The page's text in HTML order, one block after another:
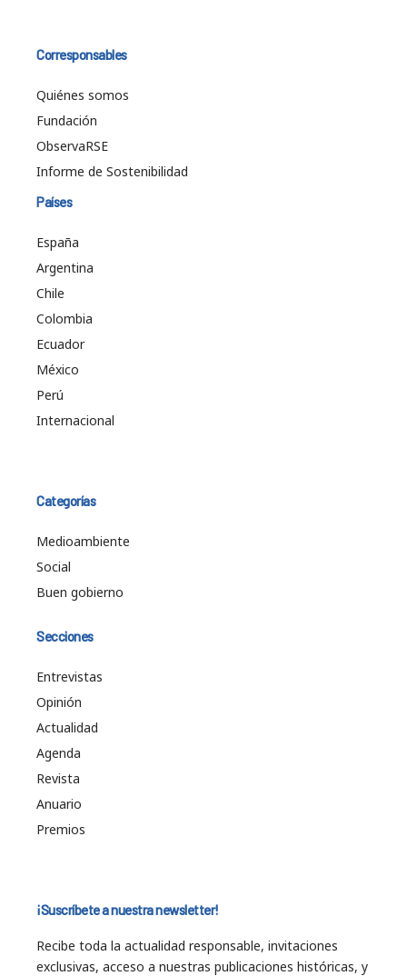
Corresponsables
Quiénes somos
Fundación
ObservaRSE
Informe de Sostenibilidad
Países
España
Argentina
Chile
Colombia
Ecuador
México
Perú
Internacional
Categorías
Medioambiente
Social
Buen gobierno
Secciones
Entrevistas
Opinión
Actualidad
Agenda
Revista
Anuario
Premios
¡Suscríbete a nuestra newsletter!
Recibe toda la actualidad responsable, invitaciones
exclusivas, acceso a nuestras publicaciones históricas, y